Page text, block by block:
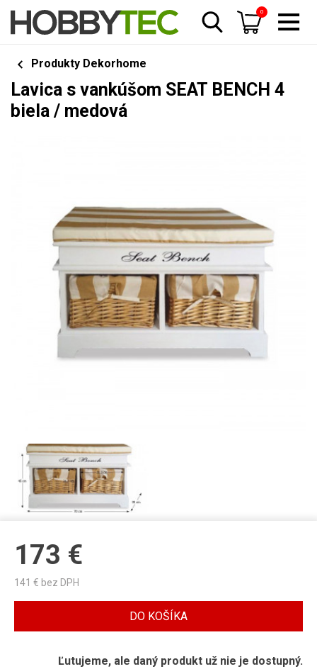
0
Produkty Dekorhome
Lavica s vankúšom SEAT BENCH 4
biela / medová
173 €
141 € bez DPH
DO KOŠÍKA
Ľutujeme, ale daný produkt už nie je dostupný.